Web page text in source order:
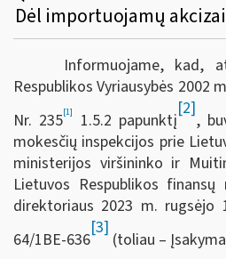
Informuojame, kad,
Respublikos Vyriausybės 2002
Nr. 235[1] 1.5.2 papunktį
[2]
,
mokesčių inspekcijos prie
ministerijos viršininko ir
Lietuvos Respublikos
direktoriaus 2023 m. rugsėjo
64/1BE-636
[3]
(toliau –